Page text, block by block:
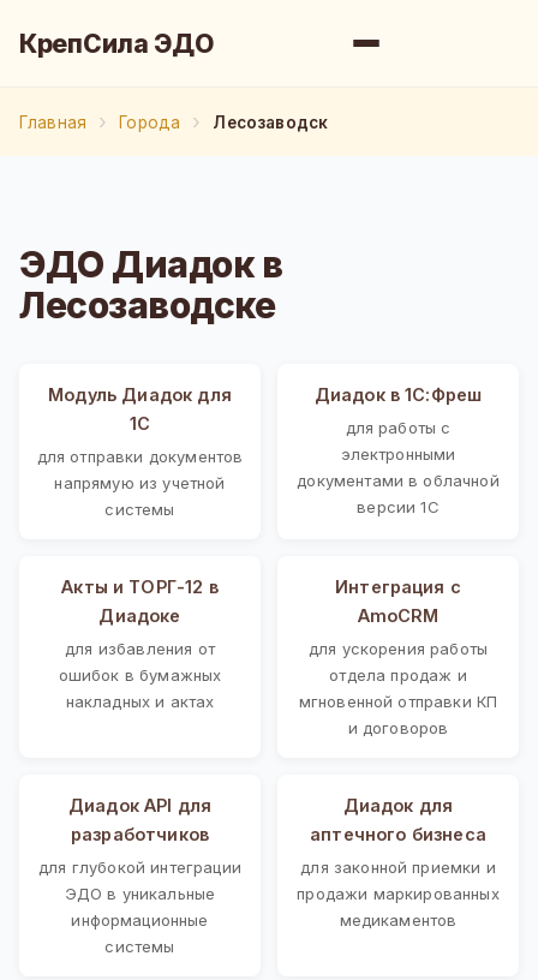
КрепСила ЭДО
Главная Города Лесозаводск
ЭДО Диадок в
Лесозаводске
Модуль Диадок для
1С
для отправки документов
напрямую из учетной
системы
Диадок в 1С:Фреш
для работы с
электронными
документами в облачной
версии 1С
Акты и ТОРГ-12 в
Диадоке
для избавления от
ошибок в бумажных
накладных и актах
Интеграция с
AmoCRM
для ускорения работы
отдела продаж и
мгновенной отправки КП
и договоров
Диадок API для
разработчиков
для глубокой интеграции
ЭДО в уникальные
информационные
системы
Диадок для
аптечного бизнеса
для законной приемки и
продажи маркированных
медикаментов